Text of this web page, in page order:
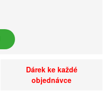
Dárek ke každé
objednávce